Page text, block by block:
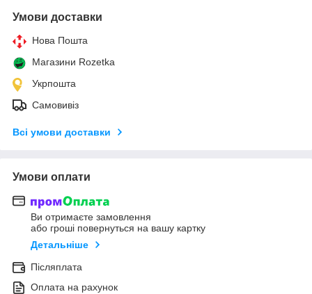
Умови доставки
Нова Пошта
Магазини Rozetka
Укрпошта
Самовивіз
Всі умови доставки
Умови оплати
Ви отримаєте замовлення
або гроші повернуться на вашу картку
Детальніше
Післяплата
Оплата на рахунок